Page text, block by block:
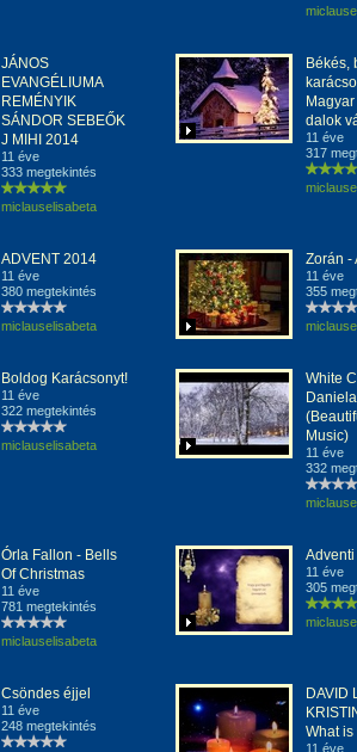
JÁNOS
EVANGÉLIUMA
REMÉNYIK
SÁNDOR SEBEŐK
J MIHI 2014
11 éve
333 megtekintés
miclauselisabeta
Békés,
dalok
11 éve
317
ADVENT 2014
11 éve
380 megtekintés
miclauselisabeta
Zorán -
11 éve
355
Boldog Karácsonyt!
11 éve
322 megtekintés
miclauselisabeta
White
Music)
11 éve
332
Órla Fallon - Bells
Of Christmas
11 éve
781 megtekintés
miclauselisabeta
11 éve
305
Csöndes éjjel
11 éve
248 megtekintés
DAVID
What
11 éve